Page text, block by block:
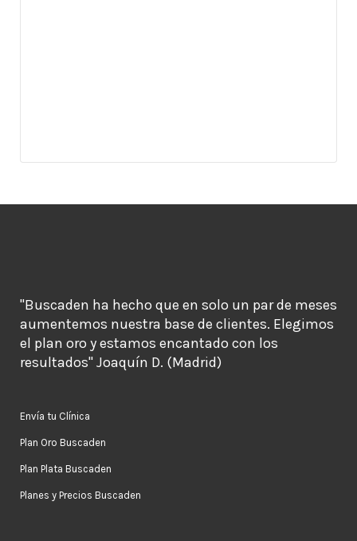
"Buscaden ha hecho que en solo un par de meses
aumentemos nuestra base de clientes. Elegimos
el plan oro y estamos encantado con los
resultados" Joaquín D. (Madrid)
Envía tu Clínica
Plan Oro Buscaden
Plan Plata Buscaden
Planes y Precios Buscaden